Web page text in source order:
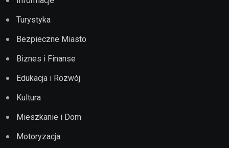
Turystyka
Bezpieczne Miasto
Biznes i Finanse
Edukacja i Rozwój
Kultura
Mieszkanie i Dom
Motoryzacja